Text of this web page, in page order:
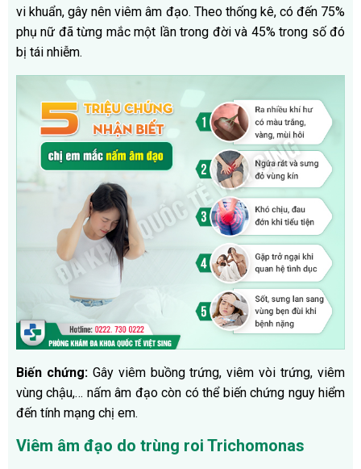
vi khuẩn, gây nên viêm âm đạo. Theo thống kê, có đến 75%
phụ nữ đã từng mắc một lần trong đời và 45% trong số đó
bị tái nhiễm.
Biến chứng:Gây viêm buồng trứng, viêm vòi trứng, viêm
vùng chậu,… nấm âm đạo còn có thể biến chứng nguy hiểm
đến tính mạng chị em.
Viêm âm đạo do trùng roi Trichomonas